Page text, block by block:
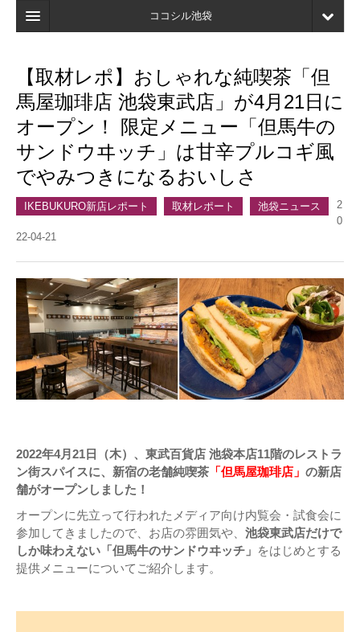
ココシル池袋
検索
店舗・施設最新情報
口コミ
マイページ
ブックマーク
【取材レポ】おしゃれな純喫茶「但
馬屋珈琲店 池袋東武店」が4月21日に
オープン！ 限定メニュー「但馬牛の
サンドウヰッチ」は甘辛プルコギ風
でやみつきになるおいしさ
IKEBUKURO新店レポート 取材レポート 池袋ニュース
2
0
22-04-21
2022年4月21日（木）、東武百貨店 池袋本店11階のレストラ
ン街スパイスに、新宿の老舗純喫茶 「但馬屋珈琲店」 の新店
舗がオープンしました！
オープンに先立って行われたメディア向け内覧会・試食会に
参加してきましたので、お店の雰囲気や、 池袋東武店だけで
しか味わえない「但馬牛のサンドウヰッチ」 をはじめとする
提供メニューについてご紹介します。